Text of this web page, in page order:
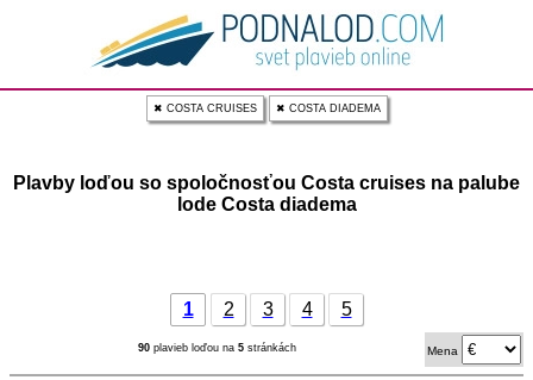
✖ COSTA CRUISES ✖ COSTA DIADEMA
Plavby loďou so spoločnosťou Costa cruises na palube
lode Costa diadema
1 2 3 4 5
90 plavieb loďou na 5 stránkách Mena